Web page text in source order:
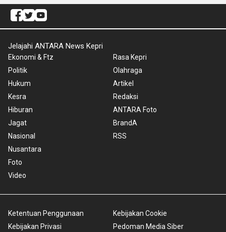
Jelajahi ANTARA News Kepri
Ekonomi & Ftz
Politik
Hukum
Kesra
Hiburan
Jagat
Nasional
Nusantara
Foto
Video
Rasa Kepri
Olahraga
Artikel
Redaksi
ANTARA Foto
BrandA
RSS
Ketentuan Penggunaan
Kebijakan Privasi
Kebijakan Cookie
Pedoman Media Siber